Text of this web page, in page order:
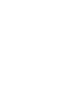
mesej
SMS.
Produk akan
pembayaran
produk. Sila buat
pesanan